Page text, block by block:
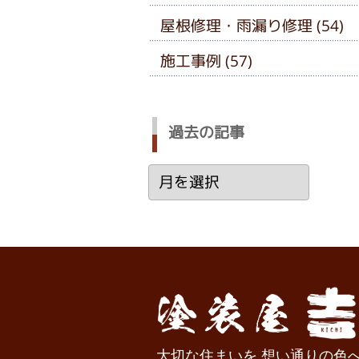
屋根修理・雨漏り修理 (54)
施工事例 (57)
過去の記事
過
去
記